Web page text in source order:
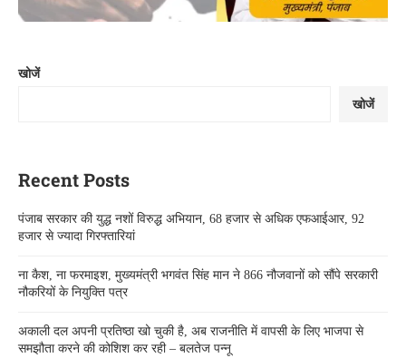
खोजें
खोजें
Recent Posts
पंजाब सरकार की युद्ध नशों विरुद्ध अभियान, 68 हजार से अधिक एफआईआर, 92
हजार से ज्यादा गिरफ्तारियां
ना कैश, ना फरमाइश, मुख्यमंत्री भगवंत सिंह मान ने 866 नौजवानों को सौंपे सरकारी
नौकरियों के नियुक्ति पत्र
अकाली दल अपनी प्रतिष्ठा खो चुकी है, अब राजनीति में वापसी के लिए भाजपा से
समझौता करने की कोशिश कर रही – बलतेज पन्नू